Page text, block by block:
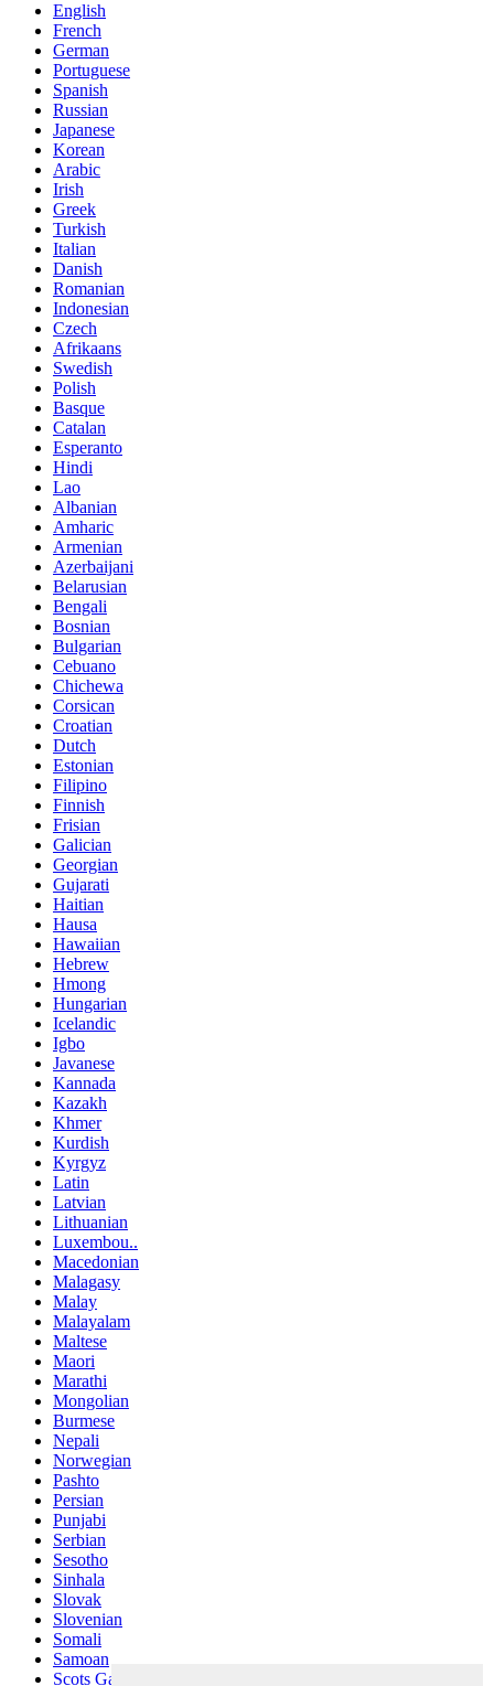
English
French
German
Portuguese
Spanish
Russian
Japanese
Korean
Arabic
Irish
Greek
Turkish
Italian
Danish
Romanian
Indonesian
Czech
Afrikaans
Swedish
Polish
Basque
Catalan
Esperanto
Hindi
Lao
Albanian
Amharic
Armenian
Azerbaijani
Belarusian
Bengali
Bosnian
Bulgarian
Cebuano
Chichewa
Corsican
Croatian
Dutch
Estonian
Filipino
Finnish
Frisian
Galician
Georgian
Gujarati
Haitian
Hausa
Hawaiian
Hebrew
Hmong
Hungarian
Icelandic
Igbo
Javanese
Kannada
Kazakh
Khmer
Kurdish
Kyrgyz
Latin
Latvian
Lithuanian
Luxembou..
Macedonian
Malagasy
Malay
Malayalam
Maltese
Maori
Marathi
Mongolian
Burmese
Nepali
Norwegian
Pashto
Persian
Punjabi
Serbian
Sesotho
Sinhala
Slovak
Slovenian
Somali
Samoan
Scots Gaelic